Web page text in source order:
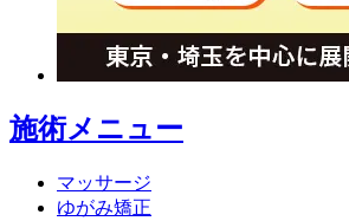
施術メニュー
マッサージ
ゆがみ矯正